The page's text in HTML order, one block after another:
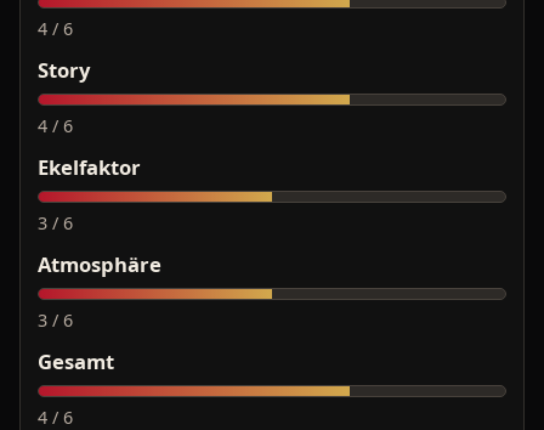
4 / 6
Story
4 / 6
Ekelfaktor
3 / 6
Atmosphäre
3 / 6
Gesamt
4 / 6